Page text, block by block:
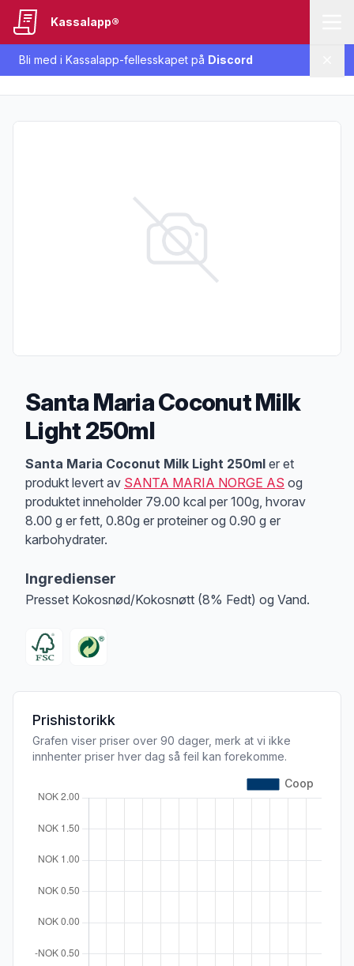
Bli med i Kassalapp-fellesskapet på Discord
Kassalapp®
Santa Maria Coconut Milk
Light 250ml
Produktbeskrivelse
Santa Maria Coconut Milk Light 250ml er et
produkt levert av SANTA MARIA NORGE AS og
produktet inneholder 79.00 kcal per 100g, hvorav
8.00 g er fett, 0.80g er proteiner og 0.90 g er
karbohydrater.
Ingredienser
Presset Kokosnød/Kokosnøtt (8% Fedt) og Vand.
Prishistorikk
Grafen viser priser over 90 dager, merk at vi ikke
innhenter priser hver dag så feil kan forekomme.